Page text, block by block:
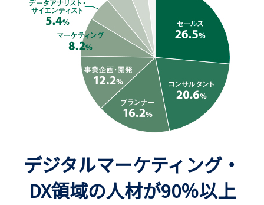
デジタルマーケティング・
DX領域の人材が90％以上